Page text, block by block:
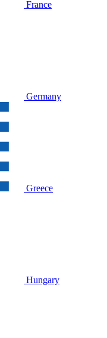
France
Germany
Greece
Hungary